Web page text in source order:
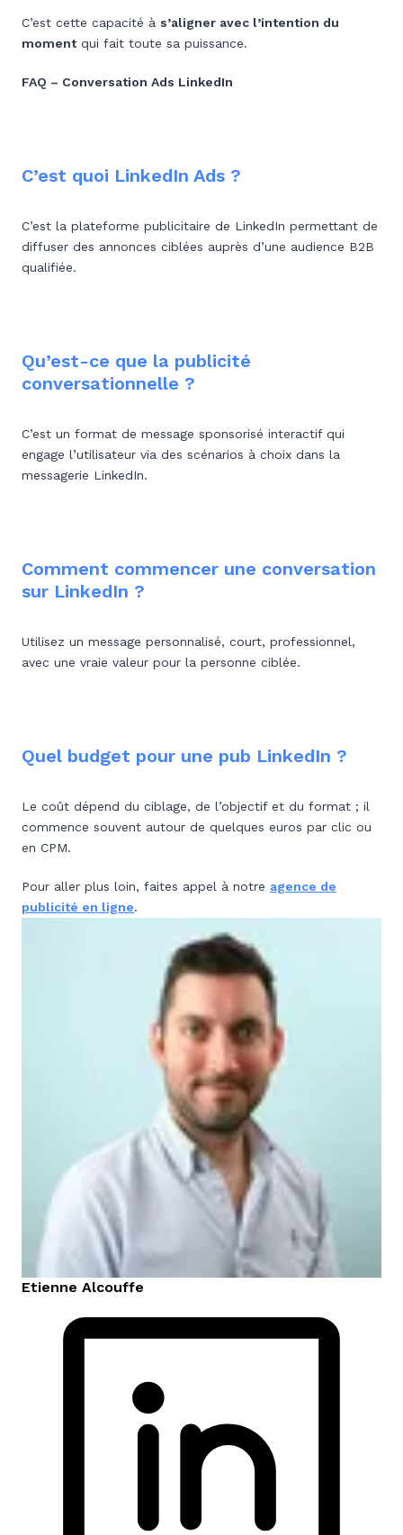
C’est cette capacité à s’aligner avec l’intention du
momentqui fait toute sa puissance.
FAQ – Conversation Ads LinkedIn
C’est quoi LinkedIn Ads ?
C’est la plateforme publicitaire de LinkedIn permettant de
diffuser des annonces ciblées auprès d’une audience B2B
qualifiée.
Qu’est-ce que la publicité
conversationnelle ?
C’est un format de message sponsorisé interactif qui
engage l’utilisateur via des scénarios à choix dans la
messagerie LinkedIn.
Comment commencer une conversation
sur LinkedIn ?
Utilisez un message personnalisé, court, professionnel,
avec une vraie valeur pour la personne ciblée.
Quel budget pour une pub LinkedIn ?
Le coût dépend du ciblage, de l’objectif et du format ; il
commence souvent autour de quelques euros par clic ou
en CPM.
Pour aller plus loin, faites appel à notre agence de
publicité en ligne.
Etienne Alcouffe